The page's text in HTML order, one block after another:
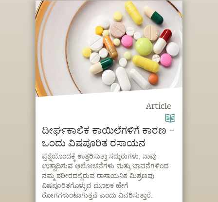
Article
ದೀರ್ಘಕಾಲಿಕ ಕಾಯಿಲೆಗಳಿಗೆ ಕಾರಣ –
ಒಂದು ವಿಷಪೂರಿತ ರಸಾಯನ
ಪ್ರಶ್ನೆಯೊಂದಕ್ಕೆ ಉತ್ತರಿಸುತ್ತಾ ಸದ್ಗುರುಗಳು, ನಾವು
ಉತ್ಪಾದಿಸುವ ಆಲೋಚನೆಗಳು ಮತ್ತು ಭಾವನೆಗಳಿಂದ
ನಮ್ಮ ಶರೀರದಲ್ಲಿರುವ ರಾಸಾಯನಿಕ ಮಿಶ್ರಣವು
ವಿಷಪೂರಿತಗೊಳ್ಳುವ ಮೂಲಕ ಹೇಗೆ
ರೋಗಗಳುಂಟಾಗುತ್ತವೆ ಎಂದು ವಿವರಿಸುತ್ತಾರೆ.